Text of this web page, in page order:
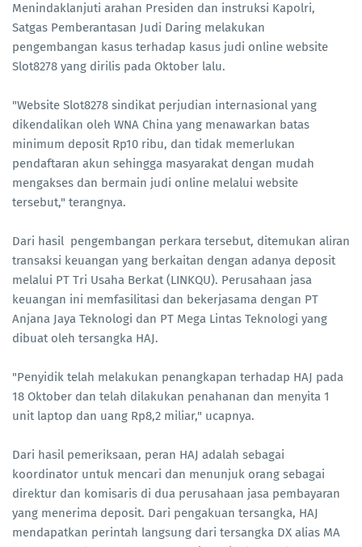
Menindaklanjuti arahan Presiden dan instruksi Kapolri,
Satgas Pemberantasan Judi Daring melakukan
pengembangan kasus terhadap kasus judi online website
Slot8278 yang dirilis pada Oktober lalu.
"Website Slot8278 sindikat perjudian internasional yang
dikendalikan oleh WNA China yang menawarkan batas
minimum deposit Rp10 ribu, dan tidak memerlukan
pendaftaran akun sehingga masyarakat dengan mudah
mengakses dan bermain judi online melalui website
tersebut," terangnya.
Dari hasil pengembangan perkara tersebut, ditemukan aliran
transaksi keuangan yang berkaitan dengan adanya deposit
melalui PT Tri Usaha Berkat (LINKQU). Perusahaan jasa
keuangan ini memfasilitasi dan bekerjasama dengan PT
Anjana Jaya Teknologi dan PT Mega Lintas Teknologi yang
dibuat oleh tersangka HAJ.
"Penyidik telah melakukan penangkapan terhadap HAJ pada
18 Oktober dan telah dilakukan penahanan dan menyita 1
unit laptop dan uang Rp8,2 miliar," ucapnya.
Dari hasil pemeriksaan, peran HAJ adalah sebagai
koordinator untuk mencari dan menunjuk orang sebagai
direktur dan komisaris di dua perusahaan jasa pembayaran
yang menerima deposit. Dari pengakuan tersangka, HAJ
mendapatkan perintah langsung dari tersangka DX alias MA